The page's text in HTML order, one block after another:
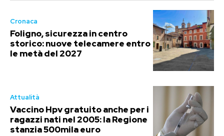
Cronaca
Foligno, sicurezza in centro
storico: nuove telecamere entro
le metà del 2027
Attualità
Vaccino Hpv gratuito anche per i
ragazzi nati nel 2005: la Regione
stanzia 500mila euro